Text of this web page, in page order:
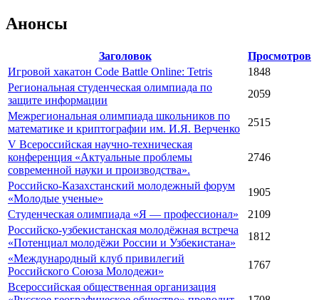
Анонсы
Заголовок
Просмотров
Игровой хакатон Code Battle Online: Tetris
1848
Региональная студенческая олимпиада по
защите информации
2059
Межрегиональная олимпиада школьников по
математике и криптографии им. И.Я. Верченко
2515
V Всероссийская научно-техническая
конференция «Актуальные проблемы
современной науки и производства».
2746
Российско-Казахстанский молодежный форум
«Молодые ученые»
1905
Студенческая олимпиада «Я — профессионал»
2109
Российско-узбекистанская молодёжная встреча
«Потенциал молодёжи России и Узбекистана»
1812
«Международный клуб привилегий
Российского Союза Молодежи»
1767
Всероссийская общественная организация